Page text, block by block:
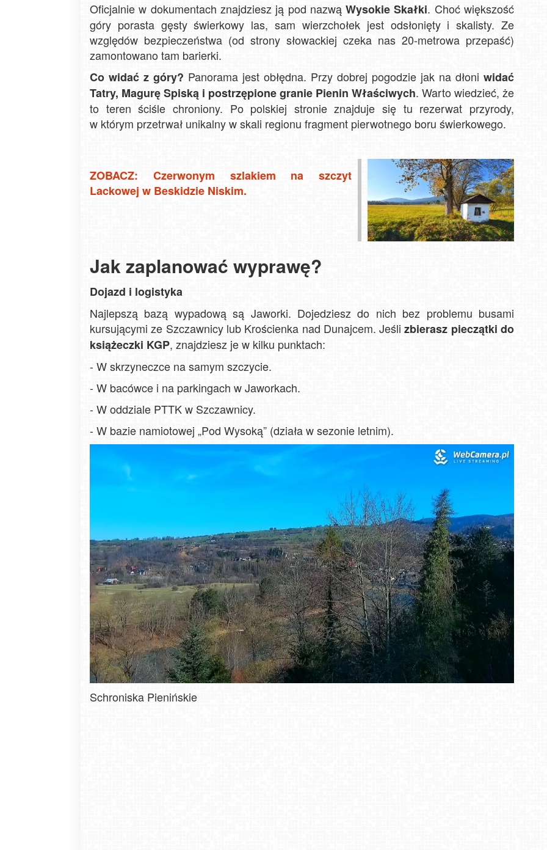
Oficjalnie w dokumentach znajdziesz ją pod nazwąWysokie Skałki. Choć większość
góry porasta gęsty świerkowy las, sam wierzchołek jest odsłonięty i skalisty. Ze
względów bezpieczeństwa (od strony słowackiej czeka nas 20-metrowa przepaść)
zamontowano tam barierki.
Co widać z góry? Panorama jest obłędna. Przy dobrej pogodzie jak na dłoni widać
Tatry, Magurę Spiską i postrzępione granie Pienin Właściwych. Warto wiedzieć, że
to teren ściśle chroniony. Po polskiej stronie znajduje się tu rezerwat przyrody,
w którym przetrwał unikalny w skali regionu fragment pierwotnego boru świerkowego.
ZOBACZ: Czerwonym szlakiem na szczyt
Lackowej w Beskidzie Niskim.
Jak zaplanować wyprawę?
Dojazd i logistyka
Najlepszą bazą wypadową są Jaworki. Dojedziesz do nich bez problemu busami
kursującymi ze Szczawnicy lub Krościenka nad Dunajcem. Jeślizbierasz pieczątki do
książeczki KGP, znajdziesz je w kilku punktach:
- W skrzyneczce na samym szczycie.
- W bacówce i na parkingach w Jaworkach.
- W oddziale PTTK w Szczawnicy.
- W bazie namiotowej „Pod Wysoką” (działa w sezonie letnim).
Schroniska Pienińskie